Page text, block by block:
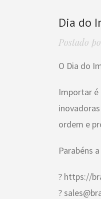
Dia do
Postado
O Dia do
Importar é
ordem e
Parabéns
? https://
?